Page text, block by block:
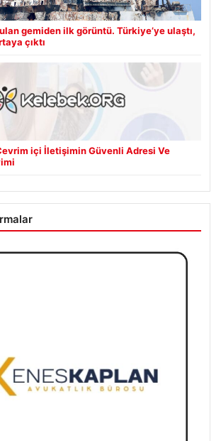
gemiden ilk görüntü. Türkiye’ye ulaştı,
çıktı
içi İletişimin Güvenli Adresi Ve